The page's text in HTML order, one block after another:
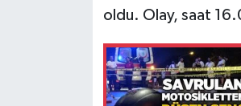
oldu. Olay, saat
Kültür - Sanat
MAGAZİN